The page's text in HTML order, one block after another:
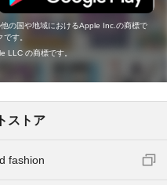
の国や地域におけるApple Inc.の商標で
す。
LLC の商標です。
ストア
d fashion